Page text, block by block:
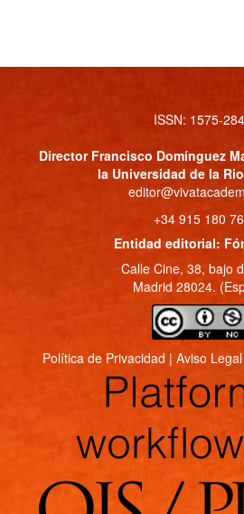
ISSN: 1575-
Director Francisco Domínguez
la Universidad de la
+34 915 180
Entidad editorial:
Calle Cine, 38, bajo
Madrid 28024.
Política de Privacidad | Aviso Legal